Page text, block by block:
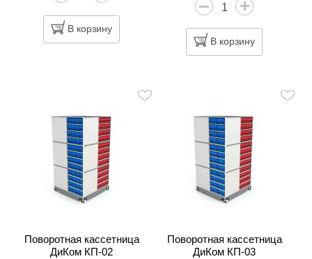
В корзину
В корзину
Поворотная кассетница
ДиКом КП-02
Поворотная кассетница
ДиКом КП-03